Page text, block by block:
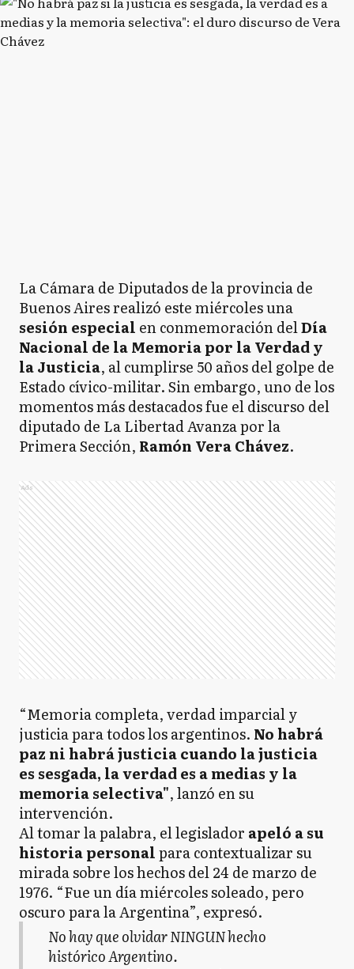
La Cámara de Diputados de la provincia de
Buenos Aires realizó este miércoles una
sesión especial en conmemoración delDía
Nacional de la Memoria por la Verdad y
la Justicia, al cumplirse 50 años del golpe de
Estado cívico-militar. Sin embargo, uno de los
momentos más destacados fue el discurso del
diputado de La Libertad Avanza por la
Primera Sección, Ramón Vera Chávez.
Ads
“Memoria completa, verdad imparcial y
justicia para todos los argentinos. No habrá
paz ni habrá justicia cuando la justicia
es sesgada, la verdad es a medias y la
memoria selectiva", lanzó en su
intervención.
Al tomar la palabra, el legislador apeló a su
historia personalpara contextualizar su
mirada sobre los hechos del 24 de marzo de
1976. “Fue un día miércoles soleado, pero
oscuro para la Argentina”, expresó.
No hay que olvidar NINGUN hecho
histórico Argentino.